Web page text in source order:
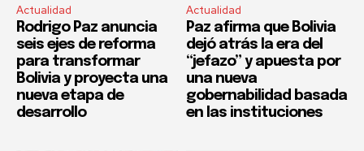
Actualidad
Rodrigo Paz anuncia
seis ejes de reforma
para transformar
Bolivia y proyecta una
nueva etapa de
desarrollo
Actualidad
Paz afirma que Bolivia
dejó atrás la era del
“jefazo” y apuesta por
una nueva
gobernabilidad basada
en las instituciones